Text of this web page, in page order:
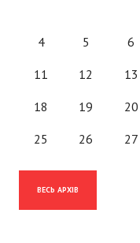
4 5 6
11 12 13
18 19 20
25 26 27
ВЕСЬ АРХІВ